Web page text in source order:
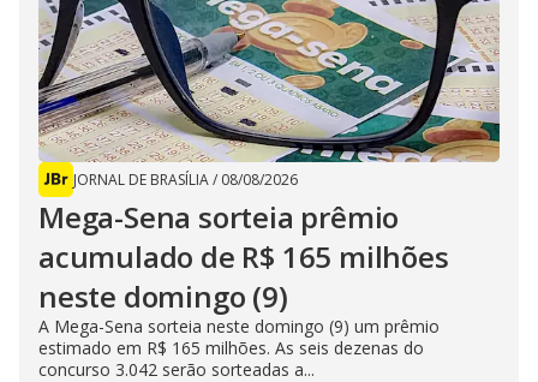
JORNAL DE BRASÍLIA/ 08/08/2026
Mega-Sena sorteia prêmio
acumulado de R$ 165 milhões
neste domingo (9)
A Mega-Sena sorteia neste domingo (9) um prêmio
estimado em R$ 165 milhões. As seis dezenas do
concurso 3.042 serão sorteadas a...